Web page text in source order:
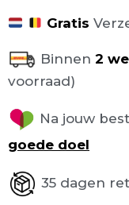
Gratis
Binnen 2
voorraad)
Na jouw
goede doel
35 dagen